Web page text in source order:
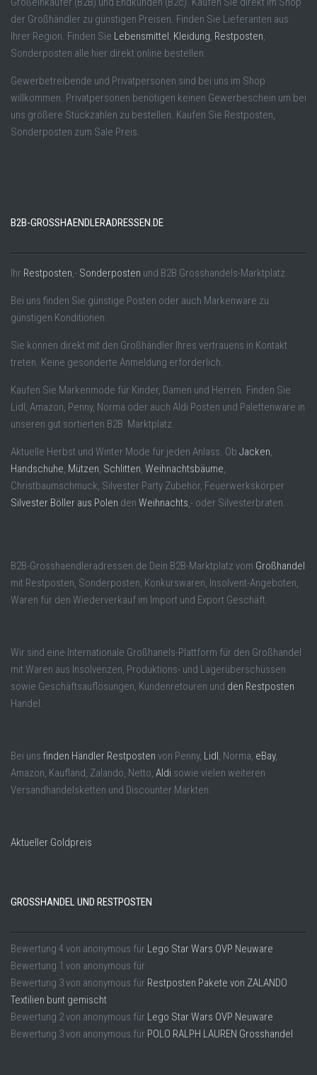
der Großhändler zu günstigen Preisen. Finden Sie Lieferanten aus
Ihrer Region. Finden Sie Lebensmittel, Kleidung, Restposten,
Sonderposten alle hier direkt online bestellen.
Gewerbetreibende und Privatpersonen sind bei uns im Shop
willkommen. Privatpersonen benötigen keinen Gewerbeschein um bei
uns größere Stückzahlen zu bestellen. Kaufen Sie Restposten,
Sonderposten zum Sale Preis.
B2B-GROSSHAENDLERADRESSEN.DE
Ihr Restposten,- Sonderposten und B2B Grosshandels-Marktplatz.
Bei uns finden Sie günstige Posten oder auch Markenware zu
günstigen Konditionen.
Sie können direkt mit den Großhändler Ihres vertrauens in Kontakt
treten. Keine gesonderte Anmeldung erforderlich.
Kaufen Sie Markenmode für Kinder, Damen und Herren. Finden Sie
Lidl, Amazon, Penny, Norma oder auch Aldi Posten und Palettenware in
unseren gut sortierten B2B Marktplatz.
Aktuelle Herbst und Winter Mode für jeden Anlass. Ob Jacken,
Handschuhe, Mützen, Schlitten, Weihnachtsbäume,
Christbaumschmuck, Silvester Party Zubehör, Feuerwerkskörper
Silvester Böller aus Polen den Weihnachts,- oder Silvesterbraten.
B2B-Grosshaendleradressen.de Dein B2B-Marktplatz vom Großhandel
mit Restposten, Sonderposten, Konkurswaren, Insolvent-Angeboten,
Waren für den Wiederverkauf im Import und Export Geschäft.
Wir sind eine Internationale Großhanels-Plattform für den Großhandel
mit Waren aus Insolvenzen, Produktions- und Lagerüberschüssen
sowie Geschäftsauflösungen, Kundenretouren und den Restposten
Handel.
Bei uns finden Händler Restposten von Penny, Lidl, Norma, eBay,
Amazon, Kaufland, Zalando, Netto, Aldi sowie vielen weiteren
Versandhandelsketten und Discounter Märkten.
Aktueller Goldpreis
GROSSHANDEL UND RESTPOSTEN
Bewertung 4 von anonymous für Lego Star Wars OVP Neuware
Bewertung 1 von anonymous für
Bewertung 3von anonymous für Restposten Pakete von ZALANDO
Textilien bunt gemischt
Bewertung 2von anonymous für Lego Star Wars OVP Neuware
Bewertung 3von anonymous für POLO RALPH LAUREN Grosshandel